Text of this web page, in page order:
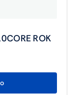
ROK